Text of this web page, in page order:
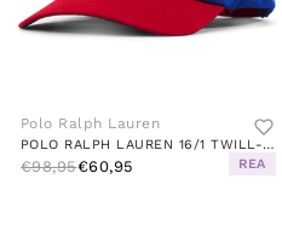
Polo Ralph Lauren
POLO RALPH LAUREN 16/1 TWILL-CAP-HAT
€98,95€60,95 REA